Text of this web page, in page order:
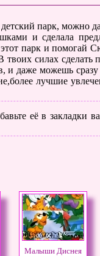
парк, можно
и сделала
парк и помогай
силах сделать
и даже можешь
лучшие
её в закладки
Малыши Диснея